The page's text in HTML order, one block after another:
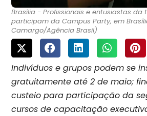
Brasília - Profissionais e entusiastas da
participam da Campus Party, em
Camargo/Agência Brasil)
Indivíduos e grupos podem se
gratuitamente até 2 de maio;
custeio para participação da
cursos de capacitação